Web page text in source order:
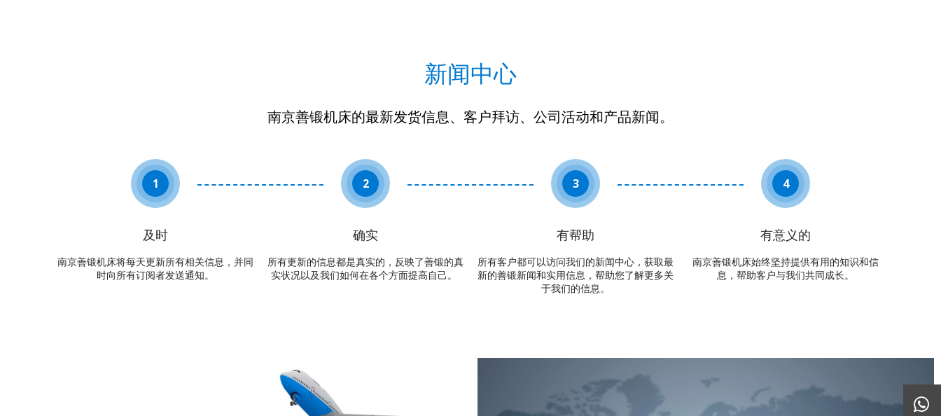
新闻中心
南京善锻机床的最新发货信息、客户拜访、公司活动和产品新闻。
1
及时
南京善锻机床将每天更新所有相关信息，并同
时向所有订阅者发送通知。​​​​​​​
2
确实
所有更新的信息都是真实的，反映了善锻的真
实状况以及我们如何在各个方面提高自己。 ​​​​​​​​​​​​​
3
有帮助
所有客户都可以访问我们的新闻中心，获取最
新的善锻新闻和实用信息，帮助您了解更多关
于我们的信息。​​​​​​​​​​​​​​​
4
有意义的
南京善锻机床始终坚持提供有用的知识和信
息，帮助客户与我们共同成长。